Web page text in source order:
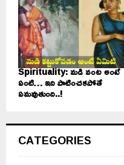
Spirituality: మడి వంట అంటే
ఏంటి… ఇది పాటించకపోతే
ఏమవుతుంది..!
CATEGORIES